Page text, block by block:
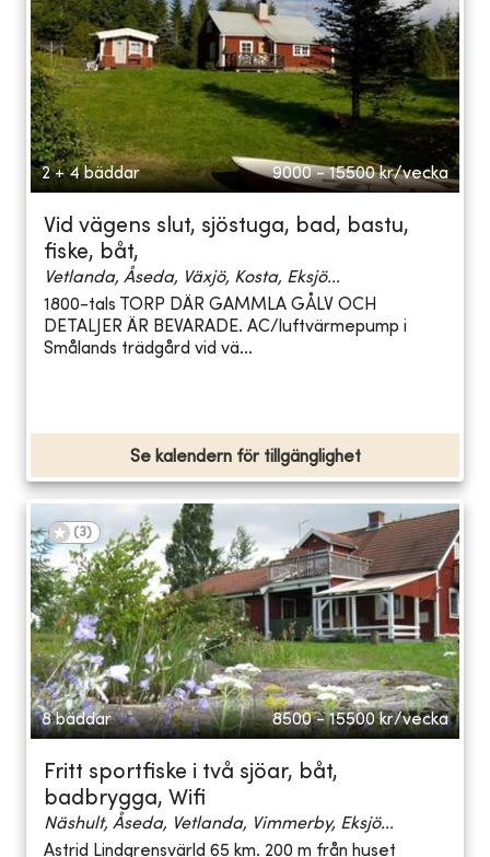
2 + 4 bäddar 9000 - 15500 kr/vecka
Vid vägens slut, sjöstuga, bad, bastu,
fiske, båt,
Vetlanda, Åseda, Växjö, Kosta, Eksjö...
1800-tals TORP DÄR GAMMLA GÅLV OCH
DETALJER ÄR BEVARADE. AC/luftvärmepump i
Smålands trädgård vid vä...
Se kalendern för tillgänglighet
(3)
8 bäddar 8500 - 15500 kr/vecka
Fritt sportfiske i två sjöar, båt,
badbrygga, Wifi
Näshult, Åseda, Vetlanda, Vimmerby, Eksjö...
Astrid Lindgrensvärld 65 km. 200 m från huset